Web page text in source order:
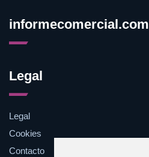
informecomercial.com
Legal
Legal
Cookies
Contacto